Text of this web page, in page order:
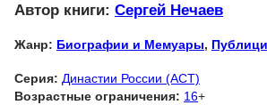
Автор книги: Сергей Нечаев
Жанр: Биографии и Мемуары,
Серия: Династии России (АСТ)
Возрастные ограничения: 16+